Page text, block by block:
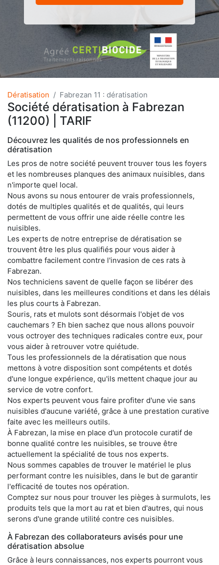
Dératisation Fabrezan 11 : dératisation
Société dératisation à Fabrezan
(11200) | TARIF
Découvrez les qualités de nos professionnels en
dératisation
Les pros de notre société peuvent trouver tous les foyers
et les nombreuses planques des animaux nuisibles, dans
n'importe quel local.
Nous avons su nous entourer de vrais professionnels,
dotés de multiples qualités et de qualités, qui leurs
permettent de vous offrir une aide réelle contre les
nuisibles.
Les experts de notre entreprise de dératisation se
trouvent être les plus qualifiés pour vous aider à
combattre facilement contre l'invasion de ces rats à
Fabrezan.
Nos techniciens savent de quelle façon se libérer des
nuisibles, dans les meilleures conditions et dans les délais
les plus courts à Fabrezan.
Souris, rats et mulots sont désormais l'objet de vos
cauchemars ? Eh bien sachez que nous allons pouvoir
vous octroyer des techniques radicales contre eux, pour
vous aider à retrouver votre quiétude.
Tous les professionnels de la dératisation que nous
mettons à votre disposition sont compétents et dotés
d'une longue expérience, qu'ils mettent chaque jour au
service de votre confort.
Nos experts peuvent vous faire profiter d'une vie sans
nuisibles d'aucune variété, grâce à une prestation curative
faite avec les meilleurs outils.
À Fabrezan, la mise en place d'un protocole curatif de
bonne qualité contre les nuisibles, se trouve être
actuellement la spécialité de tous nos experts.
Nous sommes capables de trouver le matériel le plus
performant contre les nuisibles, dans le but de garantir
l'efficacité de toutes nos opération.
Comptez sur nous pour trouver les pièges à surmulots, les
produits tels que la mort au rat et bien d'autres, qui nous
serons d'une grande utilité contre ces nuisibles.
À Fabrezan des collaborateurs avisés pour une
dératisation absolue
Grâce à leurs connaissances, nos experts pourront vous